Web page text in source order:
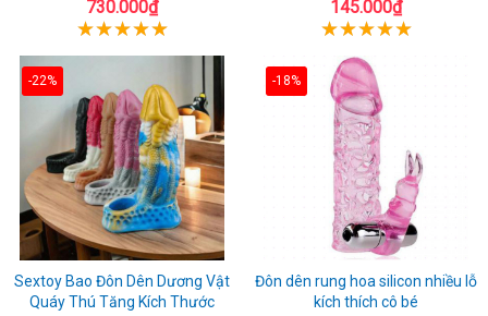
730.000₫ 145.000₫
-22%
Sextoy Bao Đôn Dên Dương Vật
Quáy Thú Tăng Kích Thước
-18%
Đôn dên rung hoa silicon nhiều lỗ
kích thích cô bé